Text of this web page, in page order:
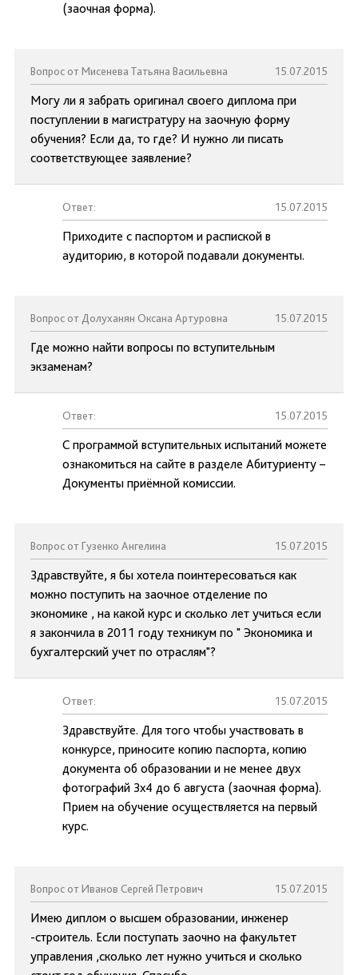
(заочная форма).
Вопрос от Мисенева Татьяна Васильевна 15.07.2015
Могу ли я забрать оригинал своего диплома при
поступлении в магистратуру на заочную форму
обучения? Если да, то где? И нужно ли писать
соответствующее заявление?
Ответ: 15.07.2015
Приходите с паспортом и распиской в
аудиторию, в которой подавали документы.
Вопрос от Долуханян Оксана Артуровна 15.07.2015
Где можно найти вопросы по вступительным
экзаменам?
Ответ: 15.07.2015
С программой вступительных испытаний можете
ознакомиться на сайте в разделе Абитуриенту –
Документы приёмной комиссии.
Вопрос от Гузенко Ангелина 15.07.2015
Здравствуйте, я бы хотела поинтересоваться как
можно поступить на заочное отделение по
экономике , на какой курс и сколько лет учиться если
я закончила в 2011 году техникум по " Экономика и
бухгалтерский учет по отраслям"?
Ответ: 15.07.2015
Здравствуйте. Для того чтобы участвовать в
конкурсе, приносите копию паспорта, копию
документа об образовании и не менее двух
фотографий 3х4 до 6 августа (заочная форма).
Прием на обучение осуществляется на первый
курс.
Вопрос от Иванов Сергей Петрович 15.07.2015
Имею диплом о высшем образовании, инженер
-строитель. Если поступать заочно на факультет
управления ,сколько лет нужно учиться и сколько